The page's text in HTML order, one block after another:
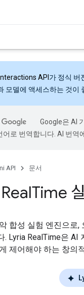
Interactions API 가 정식 버
모델에 액세스하는 것이
Google은 AI
어로 번역합니다. AI 번역
API 문서
Time
합성 실험 엔진으로
. Lyria RealTime은 AI
제어해야 하는 창의